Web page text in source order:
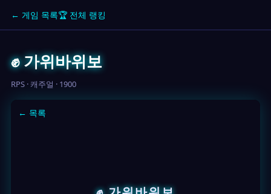
← 게임 목록🏆 전체 랭킹
✊ 가위바위보
RPS · 캐주얼 · 1900